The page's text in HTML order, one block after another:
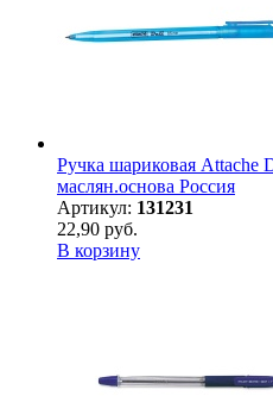
Ручка шариковая Attache
маслян.основа Россия
Артикул: 131231
22,90 руб.
В корзину